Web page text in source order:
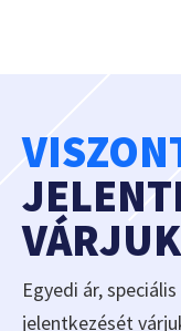
VÁRJUK
Egyedi ár,
jelentkezését